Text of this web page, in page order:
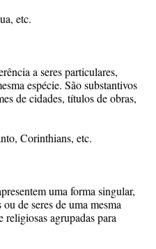
etc.
a seres particulares,
espécie. São substantivos
de cidades, títulos de obras,
Corinthians, etc.
uma forma singular,
de seres de uma mesma
religiosas agrupadas para